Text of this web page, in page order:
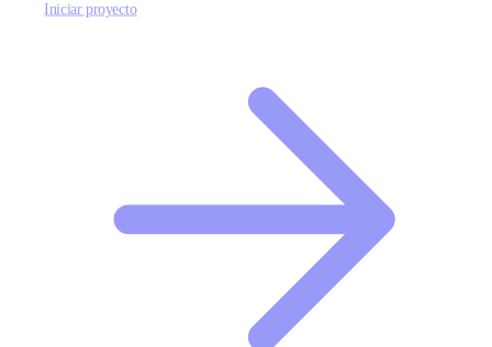
Iniciar proyecto